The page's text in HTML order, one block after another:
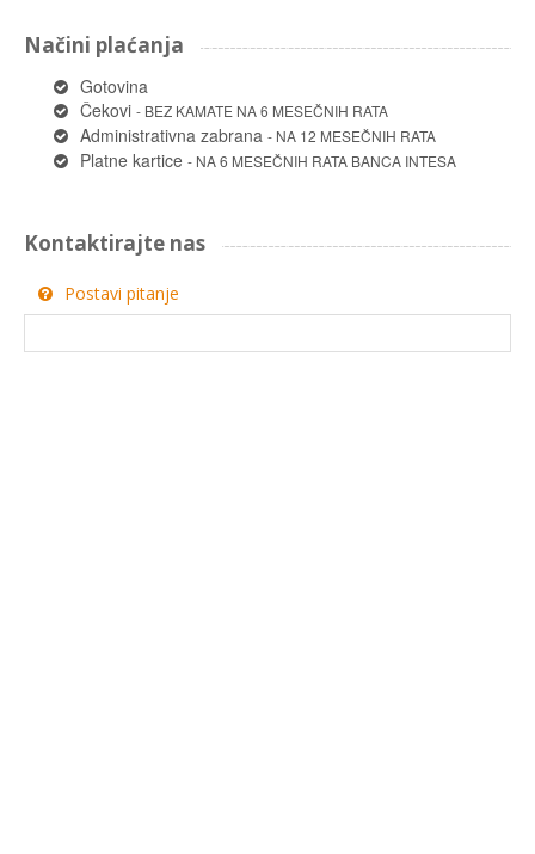
Načini plaćanja
Gotovina
Čekovi - BEZ KAMATE NA 6 MESEČNIH RATA
Administrativna zabrana - NA 12 MESEČNIH RATA
Platne kartice - NA 6 MESEČNIH RATA BANCA INTESA
Kontaktirajte nas
Postavi pitanje